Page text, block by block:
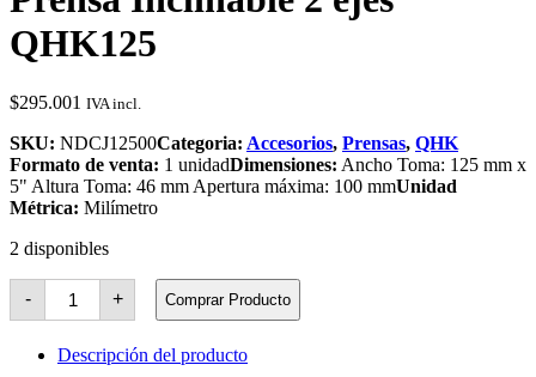
QHK125
$295.001 IVA incl.
SKU: NDCJ12500Categoria: Accesorios, Prensas, QHK
Formato de venta: 1 unidadDimensiones: Ancho Toma: 125 mm x
5" Altura Toma: 46 mm Apertura máxima: 100 mmUnidad
Métrica: Milímetro
2 disponibles
-
Prensa
Inclinable
2
ejes
QHK125
+ Comprar Producto
Descripción del producto